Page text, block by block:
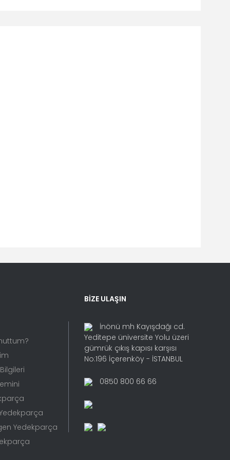
Yedekparça
BİZE ULAŞIN
İnönü mh Kayışdağı cd.
Yeditepe üniversite Yolu üzeri
gümrük çıkış kapısı karşısı
No:196 İçerenköy - İSTANBUL
0850 800 66 66